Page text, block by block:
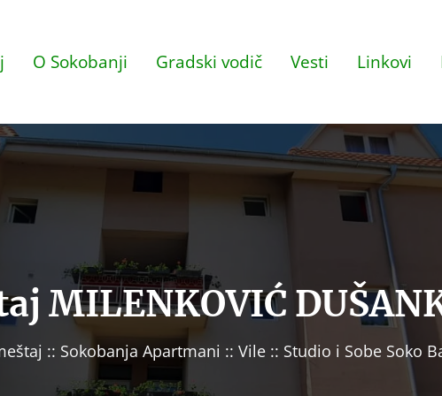
O Sokobanji Gradski vodič Vesti Linkovi
MILENKOVIĆ
:: Sokobanja Apartmani :: Vile :: Studio i Sobe Soko